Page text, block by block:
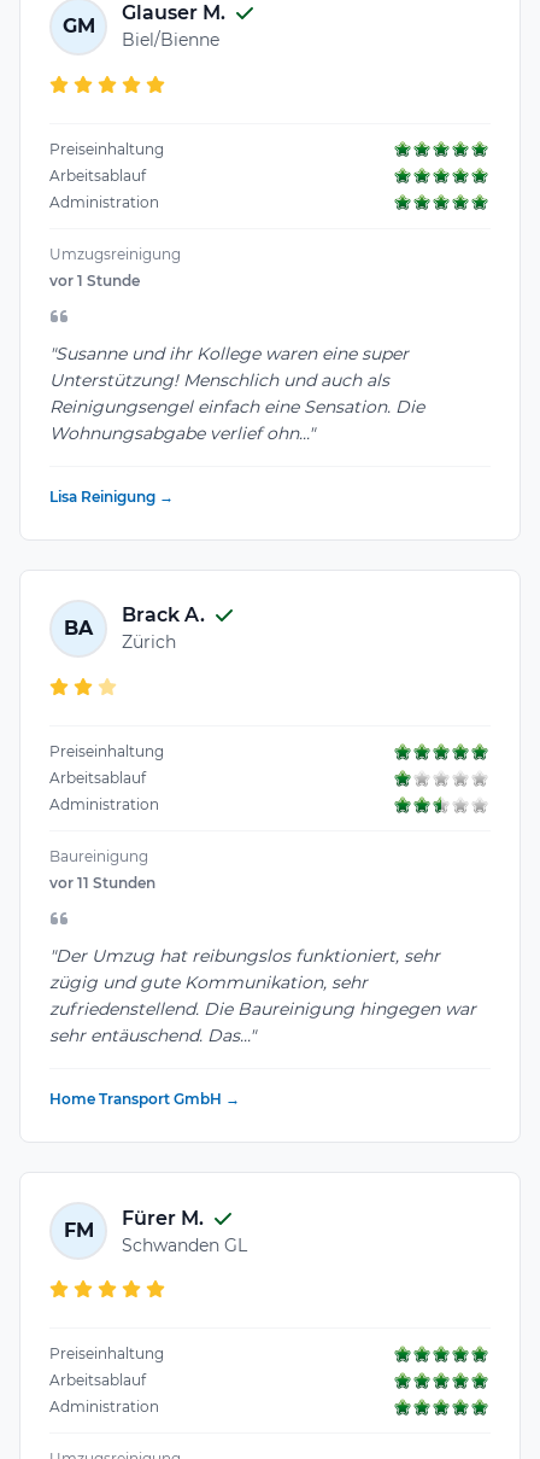
GM
Glauser M.
Biel/Bienne
Preiseinhaltung
Arbeitsablauf
Administration
Umzugsreinigung
vor 1 Stunde
"Susanne und ihr Kollege waren eine super
Unterstützung! Menschlich und auch als
Reinigungsengel einfach eine Sensation. Die
Wohnungsabgabe verlief ohn..."
Lisa Reinigung →
BA
Brack A.
Zürich
Preiseinhaltung
Arbeitsablauf
Administration
Baureinigung
vor 11 Stunden
"Der Umzug hat reibungslos funktioniert, sehr
zügig und gute Kommunikation, sehr
zufriedenstellend. Die Baureinigung hingegen war
sehr entäuschend. Das..."
Home Transport GmbH →
FM
Fürer M.
Schwanden GL
Preiseinhaltung
Arbeitsablauf
Administration